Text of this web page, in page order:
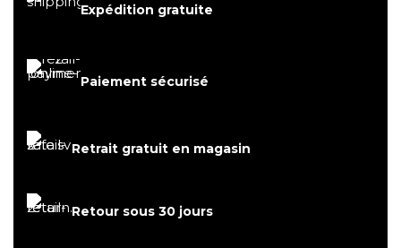
Expédition gratuite
Paiement sécurisé
Retrait gratuit en magasin
Retour sous 30 jours